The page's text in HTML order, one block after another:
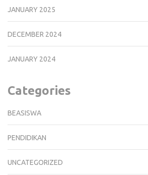
JANUARY 2025
DECEMBER 2024
JANUARY 2024
Categories
BEASISWA
PENDIDIKAN
UNCATEGORIZED